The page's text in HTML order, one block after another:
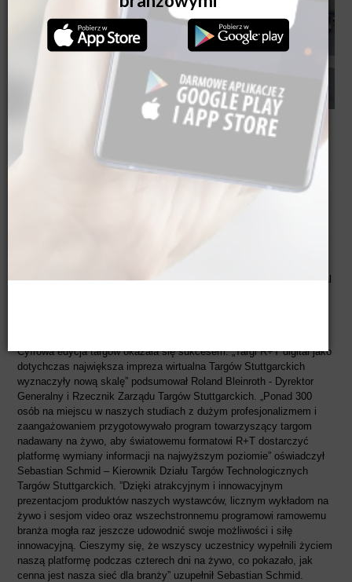
Cyfrowa edycja targów w okresie od 22 do 25 lutego zgromadziła
22.000 odwiedzających ze 121 krajów
rejestrowali się goście z Niemiec, Włoch, USA, Chin, Niderlandów,
Polski i Hiszpanii. Mieli oni możliwość odwiedzić
wirtualne stoiska
, w tym 65% wystawców pochodziło z
firmy z Włoch, Chin, Hiszpanii, Turcji, Francji. Na targach R+T digital
Cyfrowa edycja targów okazała się sukcesem. „Targi R+T digital jako
dotychczas największa impreza wirtualna Targów Stuttgarckich
wyznaczyły nową skalę” podsumował Roland Bleinroth - Dyrektor
Generalny i Rzecznik Zarządu Targów Stuttgarckich. „Ponad 300
osób na miejscu w naszych studiach z dużym profesjonalizmem i
zaangażowaniem przygotowywało program towarzyszący targom
nadawany na żywo, aby światowemu formatowi R+T dostarczyć
platformę wymiany informacji na najwyższym poziomie” oświadczył
Sebastian Schmid – Kierownik Działu Targów Technologicznych
Targów Stuttgarckich. ”Dzięki atrakcyjnym i innowacyjnym
prezentacjom produktów naszych wystawców, licznym wykładom na
żywo i sesjom video oraz wszechstronnemu programowi ramowemu
branża mogła raz jeszcze udowodnić swoje możliwości i siłę
innowacyjną. Cieszymy się, że wszyscy uczestnicy wypełnili życiem
naszą platformę podczas czterech dni na żywo, co pokazało, jak
cenna jest nasza sieć dla branży” uzupełnił Sebastian Schmid.